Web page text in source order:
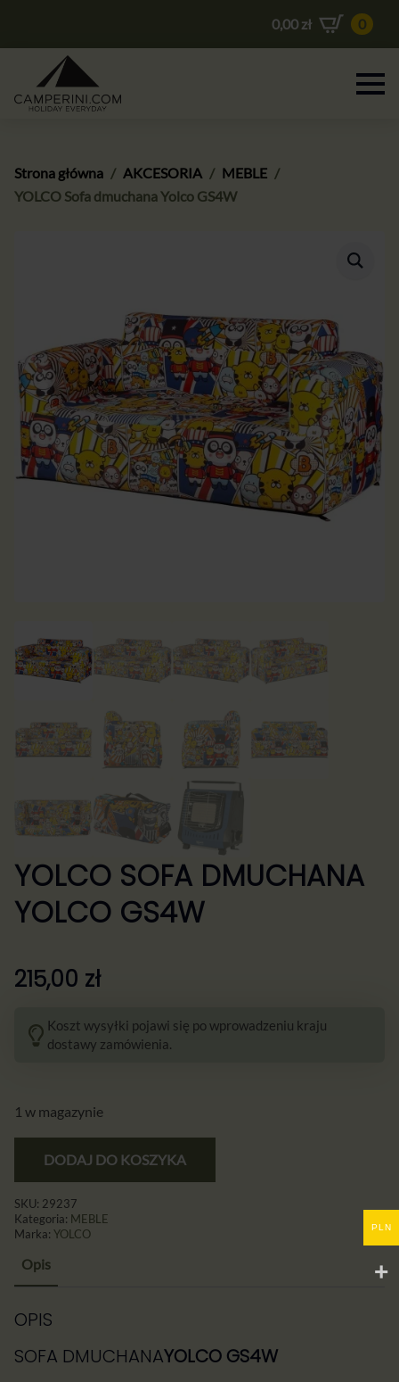
0,00 zł 0
Strona główna AKCESORIA
MEBLE
YOLCO Sofa dmuchana Yolco GS4W
YOLCO SOFA DMUCHANA
YOLCO GS4W
215,00 zł
Koszt wysyłki pojawi się po wprowadzeniu kraju
dostawy zamówienia.
1 w magazynie
DODAJ DO KOSZYKA
SKU: 29237
Kategoria: MEBLE
Marka: YOLCO
Opis
OPIS
SOFA DMUCHANAYOLCO GS4W
PLN